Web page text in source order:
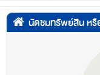
นัดชมทรัพย์สิน ห